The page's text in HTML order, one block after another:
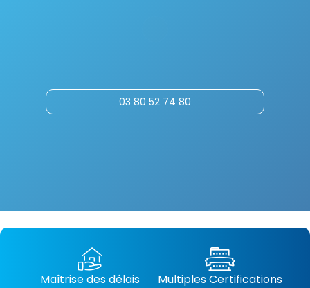
03 80 52 74 80
Maîtrise des délais Multiples Certifications